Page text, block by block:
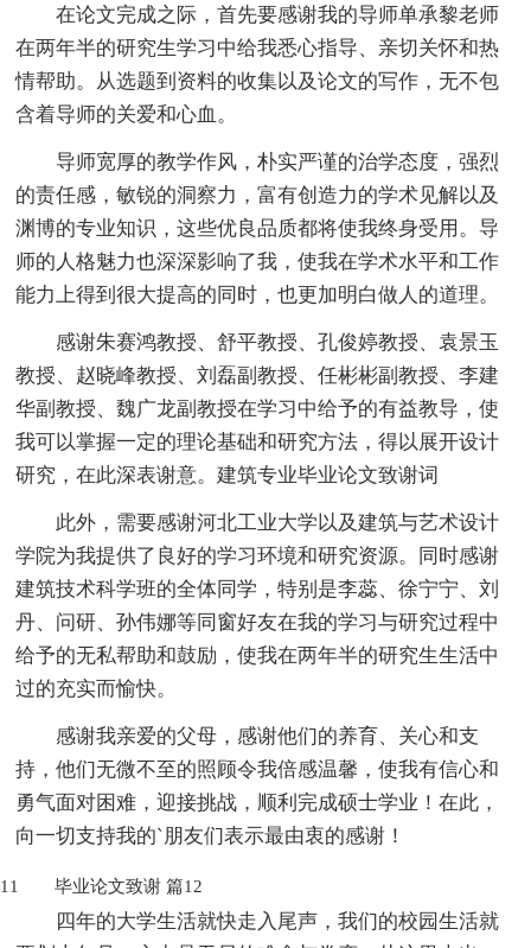
在论文完成之际，首先要感谢我的导师单承黎老师
在两年半的研究生学习中给我悉心指导、亲切关怀和热
情帮助。从选题到资料的收集以及论文的写作，无不包
含着导师的关爱和心血。
导师宽厚的教学作风，朴实严谨的治学态度，强烈
的责任感，敏锐的洞察力，富有创造力的学术见解以及
渊博的专业知识，这些优良品质都将使我终身受用。导
师的人格魅力也深深影响了我，使我在学术水平和工作
能力上得到很大提高的同时，也更加明白做人的道理。
感谢朱赛鸿教授、舒平教授、孔俊婷教授、袁景玉
教授、赵晓峰教授、刘磊副教授、任彬彬副教授、李建
华副教授、魏广龙副教授在学习中给予的有益教导，使
我可以掌握一定的理论基础和研究方法，得以展开设计
研究，在此深表谢意。建筑专业毕业论文致谢词
此外，需要感谢河北工业大学以及建筑与艺术设计
学院为我提供了良好的学习环境和研究资源。同时感谢
建筑技术科学班的全体同学，特别是李蕊、徐宁宁、刘
丹、问研、孙伟娜等同窗好友在我的学习与研究过程中
给予的无私帮助和鼓励，使我在两年半的研究生生活中
过的充实而愉快。
感谢我亲爱的父母，感谢他们的养育、关心和支
持，他们无微不至的照顾令我倍感温馨，使我有信心和
勇气面对困难，迎接挑战，顺利完成硕士学业！在此，
向一切支持我的`朋友们表示最由衷的感谢！
11
四年的大学生活就快走入尾声，我们的校园生活就
毕业论文致谢 篇12